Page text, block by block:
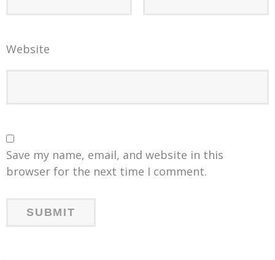
Website
Save my name, email, and website in this
browser for the next time I comment.